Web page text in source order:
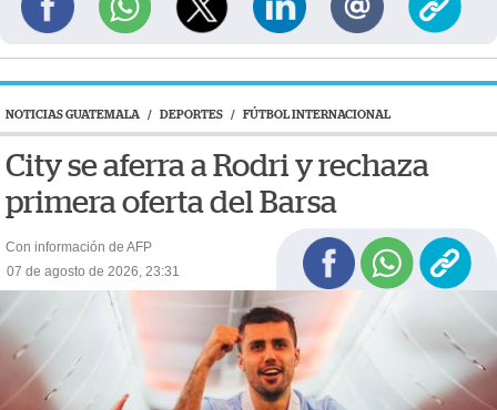
NOTICIAS GUATEMALA / DEPORTES / FÚTBOL INTERNACIONAL
City se aferra a Rodri y rechaza
primera oferta del Barsa
Con información de AFP
07 de agosto de 2026, 23:31